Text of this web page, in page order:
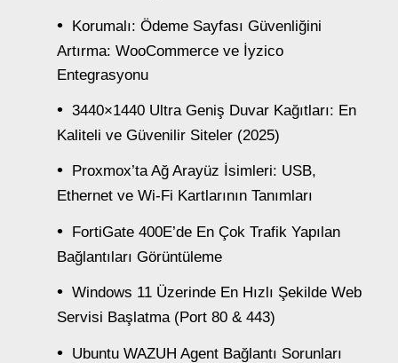
Korumalı: Ödeme Sayfası Güvenliğini
Artırma: WooCommerce ve İyzico
Entegrasyonu
3440×1440 Ultra Geniş Duvar Kağıtları: En
Kaliteli ve Güvenilir Siteler (2025)
Proxmox’ta Ağ Arayüz İsimleri: USB,
Ethernet ve Wi-Fi Kartlarının Tanımları
FortiGate 400E’de En Çok Trafik Yapılan
Bağlantıları Görüntüleme
Windows 11 Üzerinde En Hızlı Şekilde Web
Servisi Başlatma (Port 80 & 443)
Ubuntu WAZUH Agent Bağlantı Sorunları